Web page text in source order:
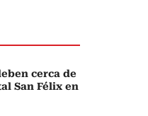
cerca de
San Félix en